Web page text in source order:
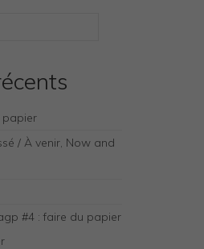
papier
/ À venir, Now and
#4 : faire du papier